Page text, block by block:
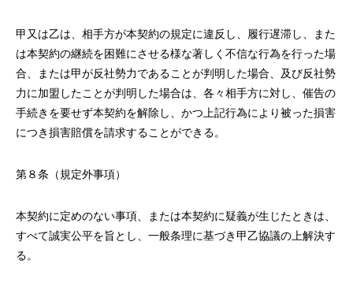
甲又は乙は、相手方が本契約の規定に違反し、履行遅滞し、また
は本契約の継続を困難にさせる様な著しく不信な行為を行った場
合、または甲が反社勢力であることが判明した場合、及び反社勢
力に加盟したことが判明した場合は、各々相手方に対し、催告の
手続きを要せず本契約を解除し、かつ上記行為により被った損害
につき損害賠償を請求することができる。
第８条（規定外事項）
本契約に定めのない事項、または本契約に疑義が生じたときは、
すべて誠実公平を旨とし、一般条理に基づき甲乙協議の上解決す
る。